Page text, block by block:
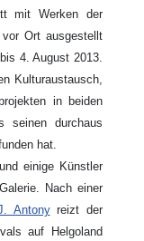
mit Werken der
Ort ausgestellt
4. August 2013.
Kulturaustausch,
in beiden
seinen durchaus
hat.
einige Künstler
Nach einer
Antonyreizt der
auf Helgoland